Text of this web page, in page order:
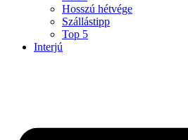
Hosszú hétvége
Szállástipp
Top 5
Interjú